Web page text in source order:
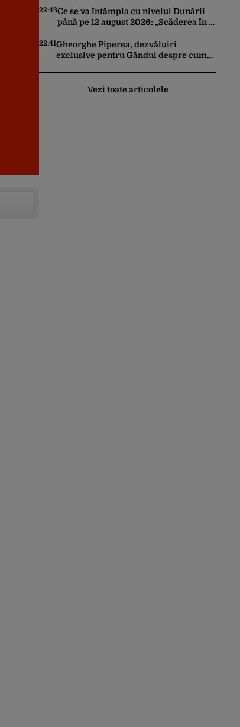
ucrainean ca să asasineze un
producător de drone
22:43Ce se va întâmpla cu nivelul Dunării
până pe 12 august 2026: „Scăderea în 7
22:41Gheorghe Piperea, dezvăluiri
exclusive pentru Gândul despre cum
să îl pună „la respect” pe Trump
Vezi toate articolele